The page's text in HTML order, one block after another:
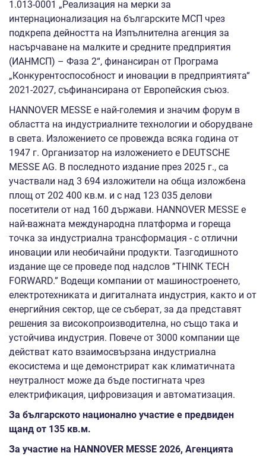
1.013-0001 „Реализация на мерки за
интернационализация на българските МСП чрез
подкрепа дейността на Изпълнителна агенция за
насърчаване на малките и средните предприятия
(ИАНМСП) – Фаза 2“, финансиран от Програма
„Конкурентоспособност и иновации в предприятията“
2021-2027, съфинансирана от Европейския съюз.
HANNOVER MESSE е най-големия и значим форум в
областта на индустриалните технологии и оборудване
в света. Изложението се провежда всяка година от
1947 г. Организатор на изложението е DEUTSCHE
MESSE AG. В последното издание през 2025 г., са
участвали над 3 694 изложители на обща изложбена
площ от 202 400 кв.м. и с над 123 035 делови
посетители от над 160 държави. HANNOVER MESSE е
най-важната международна платформа и гореща
точка за индустриална трансформация - с отлични
иновации или необичайни продукти. Тазгодишното
издание ще се проведе под надслов ”THINK TECH
FORWARD.” Водещи компании от машиностроенето,
електротехниката и дигиталната индустрия, както и от
енергийния сектор, ще се съберат, за да представят
решения за високопроизводителна, но също така и
устойчива индустрия. Повече от 3000 компании ще
действат като взаимосвързана индустриална
екосистема и ще демонстрират как климатичната
неутралност може да бъде постигната чрез
електрификация, цифровизация и автоматизация.
За българското национално участие е предвиден
щанд от 135 кв.м.
За участие на HANNOVER MESSE 2026, Агенцията